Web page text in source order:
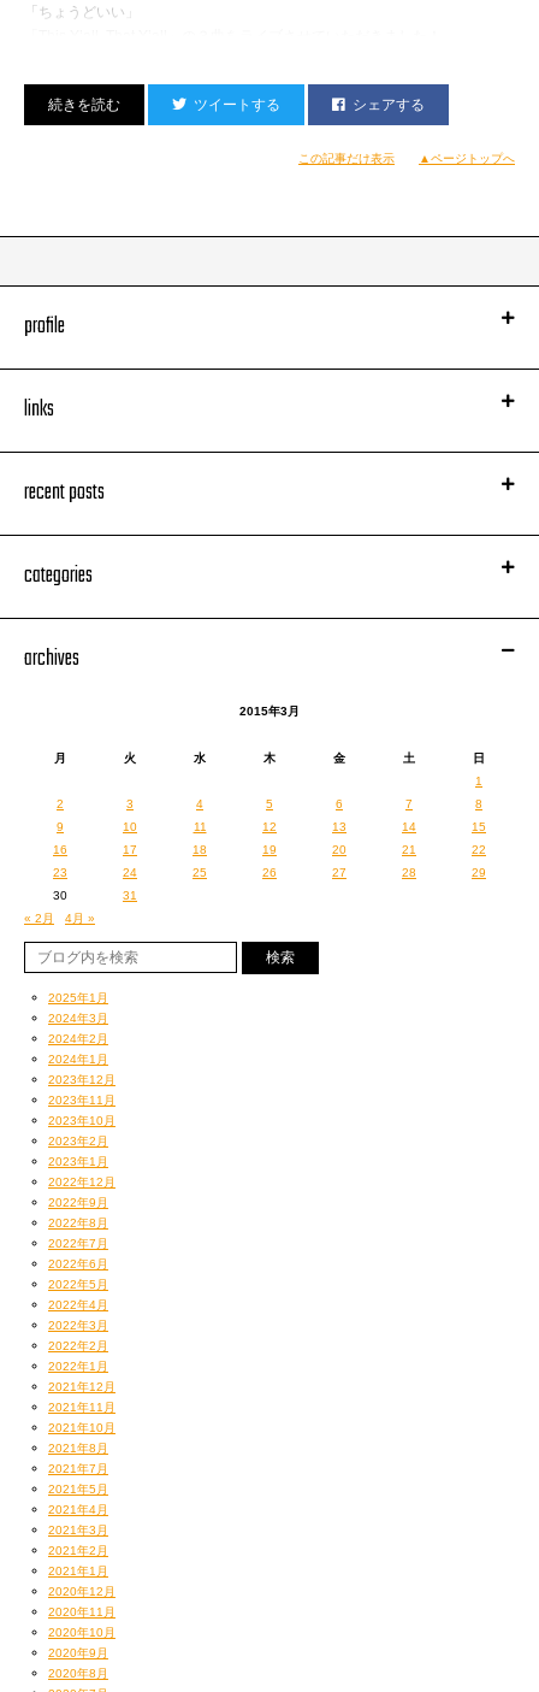
「ちょうどいい」
最後の曲の頃には90度以上まで会場が盛り上がり、最高のライブとなりま
した！
あらためて、お越しくださり、ありがとうございました！！！
ツイートする シェアする
この記事だけ表示 ▲ページトップへ
profile
links
recent posts
categories
archives
2015年3月
月 火 水 木 金 土
日
1
2
3 4 5 6 7
8
9
10 11 12 13 14
15
16
17 18 19 20 21
22
23
24 25 26 27 28
29
30
31
« 2月
4月 »
2025年1月
2024年3月
2024年2月
2024年1月
2023年12月
2023年11月
2023年10月
2023年2月
2023年1月
2022年12月
2022年9月
2022年8月
2022年7月
2022年6月
2022年5月
2022年4月
2022年3月
2022年2月
2022年1月
2021年12月
2021年11月
2021年10月
2021年8月
2021年7月
2021年5月
2021年4月
2021年3月
2021年2月
2021年1月
2020年12月
2020年11月
2020年10月
2020年9月
2020年8月